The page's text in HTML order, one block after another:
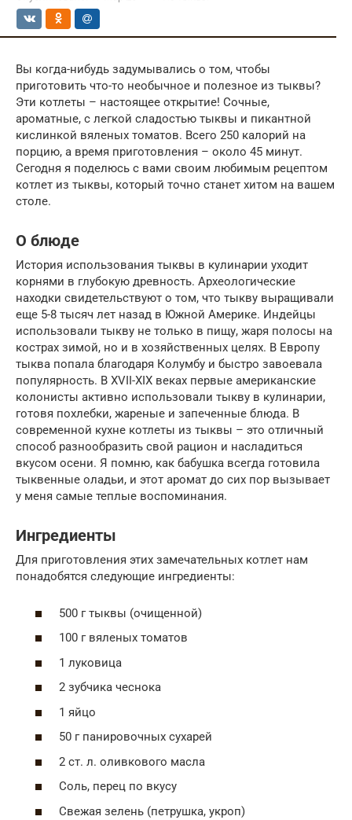
Вы когда-нибудь задумывались о том, чтобы
приготовить что-то необычное и полезное из тыквы?
Эти котлеты – настоящее открытие! Сочные,
ароматные, с легкой сладостью тыквы и пикантной
кислинкой вяленых томатов. Всего 250 калорий на
порцию, а время приготовления – около 45 минут.
Сегодня я поделюсь с вами своим любимым рецептом
котлет из тыквы, который точно станет хитом на вашем
столе.
О блюде
История использования тыквы в кулинарии уходит
корнями в глубокую древность. Археологические
находки свидетельствуют о том, что тыкву выращивали
еще 5-8 тысяч лет назад в Южной Америке. Индейцы
использовали тыкву не только в пищу, жаря полосы на
кострах зимой, но и в хозяйственных целях. В Европу
тыква попала благодаря Колумбу и быстро завоевала
популярность. В XVII-XIX веках первые американские
колонисты активно использовали тыкву в кулинарии,
готовя похлебки, жареные и запеченные блюда. В
современной кухне котлеты из тыквы – это отличный
способ разнообразить свой рацион и насладиться
вкусом осени. Я помню, как бабушка всегда готовила
тыквенные оладьи, и этот аромат до сих пор вызывает
у меня самые теплые воспоминания.
Ингредиенты
Для приготовления этих замечательных котлет нам
понадобятся следующие ингредиенты:
500 г тыквы (очищенной)
100 г вяленых томатов
1 луковица
2 зубчика чеснока
1 яйцо
50 г панировочных сухарей
2 ст. л. оливкового масла
Соль, перец по вкусу
Свежая зелень (петрушка, укроп)